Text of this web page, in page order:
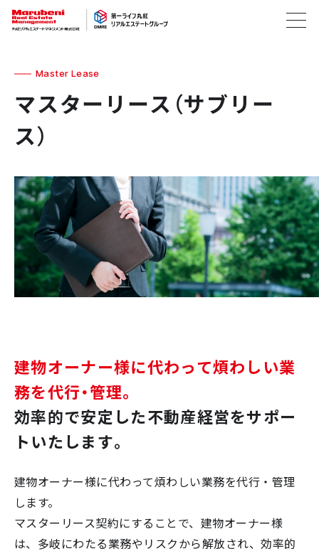
Master Lease
マスターリース（サブリー
ス）
建物オーナー様に代わって煩わしい業
務を代行・管理。
効率的で安定した不動産経営をサポー
トいたします。
建物オーナー様に代わって煩わしい業務を代行・管理
します。
マスターリース契約にすることで、建物オーナー様
は、多岐にわたる業務やリスクから解放され、効率的